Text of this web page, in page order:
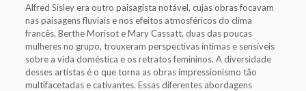
Alfred Sisley era outro paisagista notável, cujas obras focavam
nas paisagens fluviais e nos efeitos atmosféricos do clima
francês. Berthe Morisot e Mary Cassatt, duas das poucas
mulheres no grupo, trouxeram perspectivas íntimas e sensíveis
sobre a vida doméstica e os retratos femininos. A diversidade
desses artistas é o que torna as obras impressionismo tão
multifacetadas e cativantes. Essas diferentes abordagens